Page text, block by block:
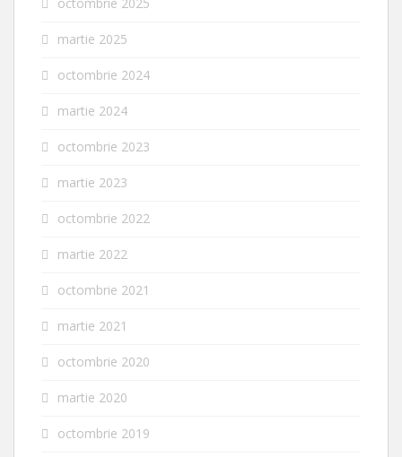
martie 2025
octombrie 2024
martie 2024
octombrie 2023
martie 2023
octombrie 2022
martie 2022
octombrie 2021
martie 2021
octombrie 2020
martie 2020
octombrie 2019